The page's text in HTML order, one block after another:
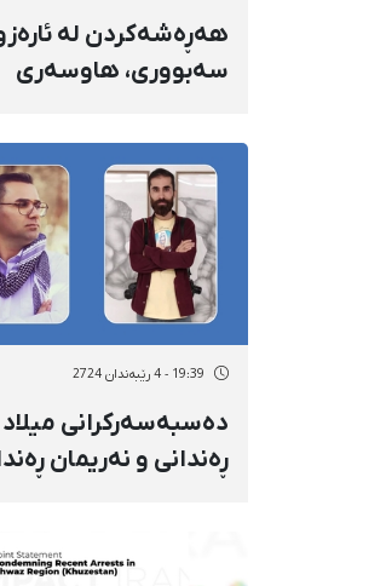
هەڕەشەکردن لە
سەبووری، هاوسەری
کرێکاریی
لەلایەن وەزارەتی
هێزی ئینتیزامییەوە
19:39 - 4 رێبەندان 2724
دەسبەسەرکرانی میلاد
ڕەندانی و نەریمان